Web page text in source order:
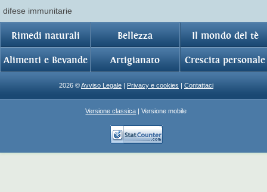
difese immunitarie
Rimedi naturali Bellezza Il mondo del tè
Alimenti e Bevande Artigianato Crescita personale
2026 ©Avviso Legale | Privacy e cookies | Contattaci
Versione classica | Versione mobile